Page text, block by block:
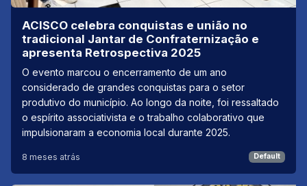
ACISCO celebra conquistas e união no
tradicional Jantar de Confraternização e
apresenta Retrospectiva 2025
O evento marcou o encerramento de um ano
considerado de grandes conquistas para o setor
produtivo do município. Ao longo da noite, foi ressaltado
o espírito associativista e o trabalho colaborativo que
impulsionaram a economia local durante 2025.
8 meses atrás Default